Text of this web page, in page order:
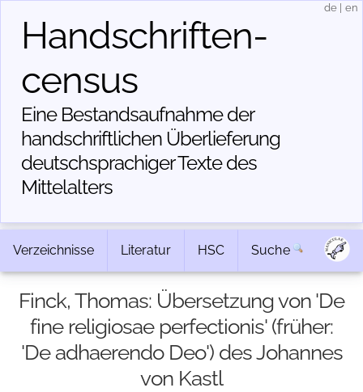
Handschriften­
census
Eine Bestandsaufnahme der
handschriftlichen Über­lieferung
deutschsprachiger Texte des
Mittelalters
de en
Verzeichnisse Literatur HSC Suche
Finck, Thomas: Übersetzung von 'De
fine religiosae perfectionis' (früher:
'De adhaerendo Deo') des Johannes
von Kastl